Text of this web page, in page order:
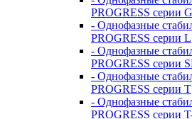
PROGRESS серии G
- Однофазные
PROGRESS серии L
- Однофазные
PROGRESS серии
- Однофазные
PROGRESS серии T
- Однофазные
PROGRESS серии